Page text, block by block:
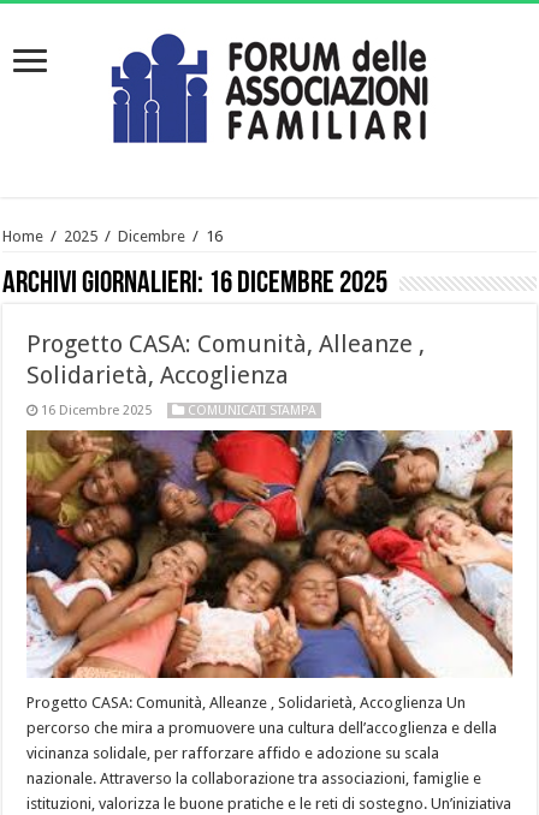
Home / 2025 / Dicembre / 16
Archivi giornalieri: 16 Dicembre 2025
Progetto CASA: Comunità, Alleanze ,
Solidarietà, Accoglienza
16 Dicembre 2025 COMUNICATI STAMPA
Progetto CASA: Comunità, Alleanze , Solidarietà, Accoglienza Un
percorso che mira a promuovere una cultura dell’accoglienza e della
vicinanza solidale, per rafforzare affido e adozione su scala
nazionale. Attraverso la collaborazione tra associazioni, famiglie e
istituzioni, valorizza le buone pratiche e le reti di sostegno. Un’iniziativa